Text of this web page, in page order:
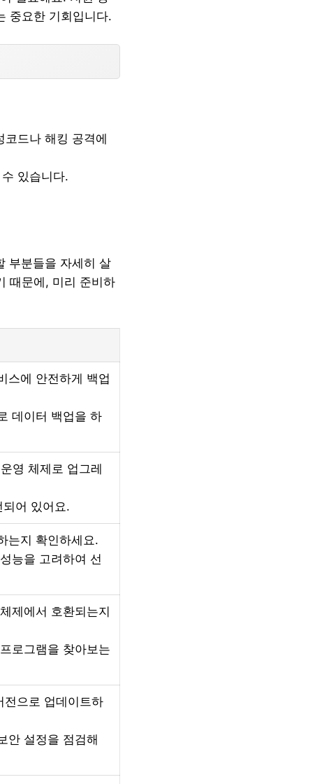
중요한 기회입니다.
드나 해킹 공격에
있습니다.
부분들을 자세히 살
때문에, 미리 준비하
스에 안전하게 백업
데이터 백업을 하
영 체제로 업그레
어 있어요.
는지 확인하세요.
능을 고려하여 선
제에서 호환되는지
로그램을 찾아보는
전으로 업데이트하
안 설정을 점검해